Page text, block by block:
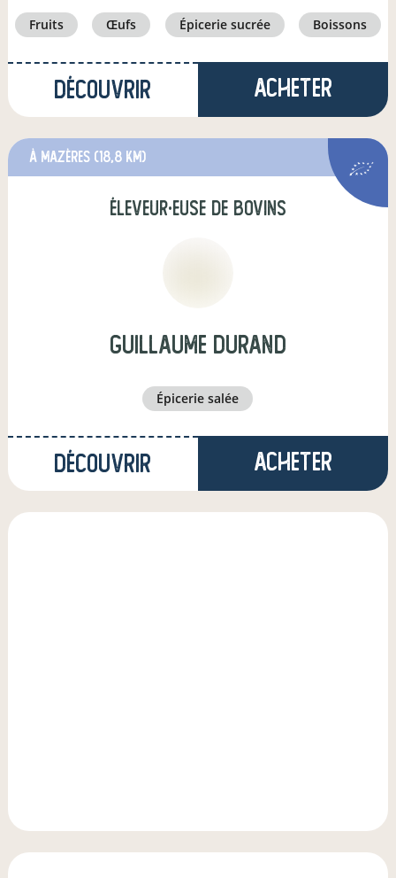
fruits œufs épicerie sucrée boissons
Découvrir Acheter
à Mazères (18,8 km)
éleveur·euse de bovins
guillaume durand
épicerie salée
Découvrir Acheter